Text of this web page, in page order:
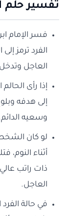
تفسير حلم
فسر الإمام
الفرد ترمز
العاجل وتدخل
إذا رأى
إلى هدفه
وسعيه
لو كان
أثناء النوم،
ذات راتب
العاجل.
في حالة